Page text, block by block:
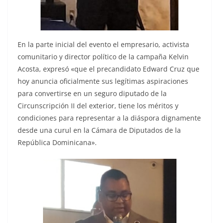
En la parte inicial del evento el empresario, activista
comunitario y director político de la campaña Kelvin
Acosta, expresó «que el precandidato Edward Cruz que
hoy anuncia oficialmente sus legítimas aspiraciones
para convertirse en un seguro diputado de la
Circunscripción II del exterior, tiene los méritos y
condiciones para representar a la diáspora dignamente
desde una curul en la Cámara de Diputados de la
República Dominicana».